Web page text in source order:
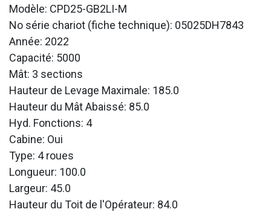
Modèle: CPD25-GB2LI-M
No série chariot (fiche technique): 05025DH7843
Année: 2022
Capacité: 5000
Mât: 3 sections
Hauteur de Levage Maximale: 185.0
Hauteur du Mât Abaissé: 85.0
Hyd. Fonctions: 4
Cabine: Oui
Type: 4 roues
Longueur: 100.0
Largeur: 45.0
Hauteur du Toit de l'Opérateur: 84.0